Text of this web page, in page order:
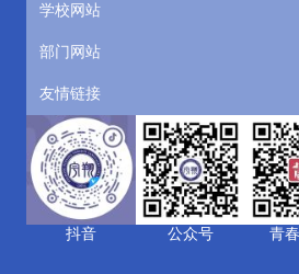
学校网站
部门网站
友情链接
抖音 公众号 青